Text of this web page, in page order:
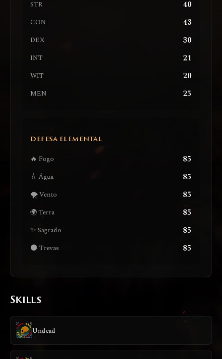
STR 40
CON 43
DEX 30
INT 21
WIT 20
MEN 25
DEFESA ELEMENTAL
🔥 Fogo 85
💧 Água 85
🌪️ Vento 85
🌍 Terra 85
✨ Sagrado 85
🌑 Trevas 85
Skills
Undead